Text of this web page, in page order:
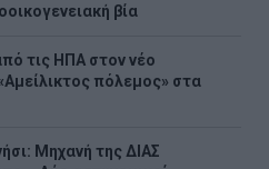
βία
τις ΗΠΑ στον νέο
πόλεμος» στα
Μηχανή της ΔΙΑΣ